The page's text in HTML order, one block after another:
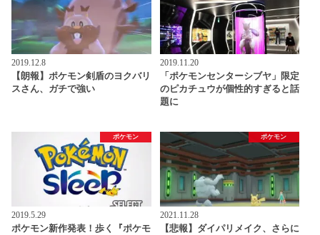
2019.12.8
【朗報】ポケモン剣盾のヨクバリ
スさん、ガチで強い
2019.11.20
「ポケモンセンターシブヤ」限定
のピカチュウが個性的すぎると話
題に
ポケモン
2019.5.29
ポケモン新作発表！歩く『ポケモ
ポケモン
2021.11.28
【悲報】ダイパリメイク、さらに